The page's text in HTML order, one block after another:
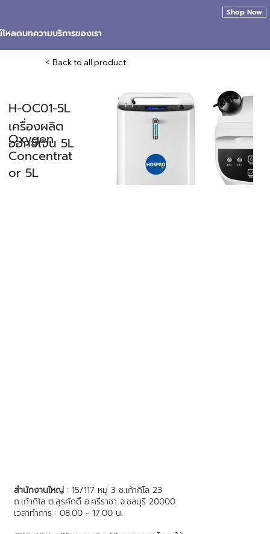
โหลดบทความบริการของเรา
Shop Now
< Back to all product
Oxygen
Concentrat
or 5L
H-OC01-5L
เครื่องผลิต
ออกซิเจน 5L
สำนักงานใหญ่ :15/117 หมู่ 3 ซ.เก้ากิโล 23
ถ.เก้ากิโล ต.สุรศักดิ์ อ.ศรีราชา จ.ชลบุรี 20000
เวลาทำการ : 08.00 - 17.00 น.